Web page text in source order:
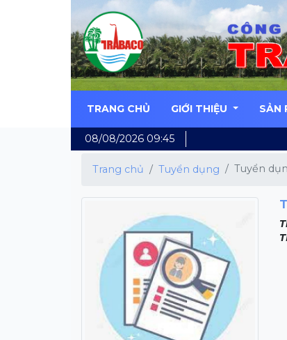
TRANG CHỦ GIỚI THIỆU SẢN
08/08/2026 09:45
Trang chủ Tuyển dụng Tuyển